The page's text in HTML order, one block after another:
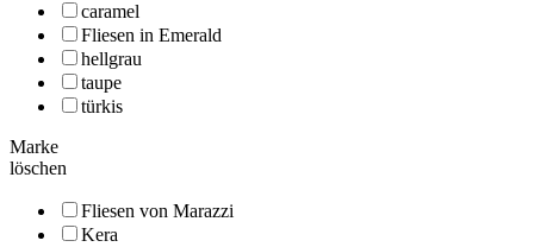
caramel
Fliesen in Emerald
hellgrau
taupe
türkis
Marke
löschen
Fliesen von Marazzi
Kera